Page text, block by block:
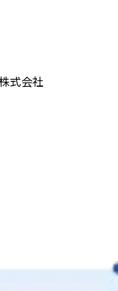
式会社